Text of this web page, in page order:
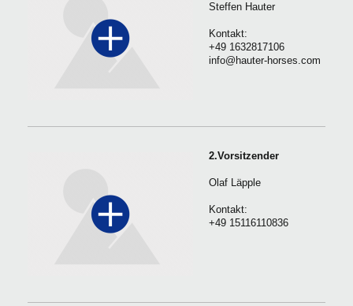
Steffen Hauter
Kontakt:
+49 1632817106
info@hauter-horses.com
2.Vorsitzender
Olaf Läpple
Kontakt:
+49 15116110836